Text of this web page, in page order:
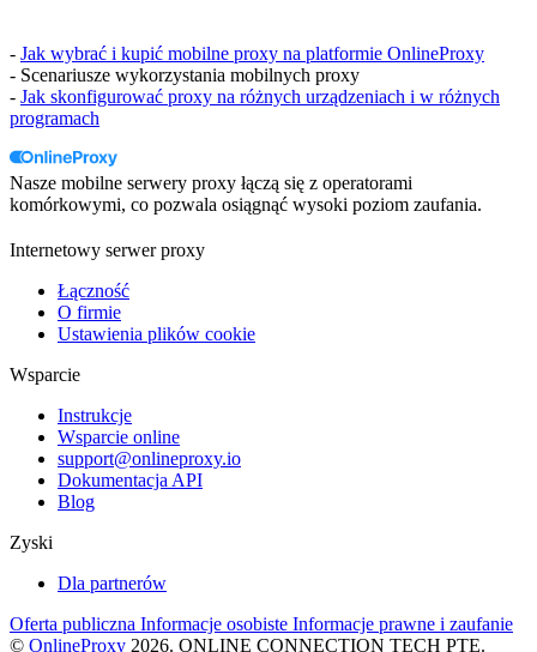
- Jak wybrać i kupić mobilne proxy na platformie OnlineProxy
- Scenariusze wykorzystania mobilnych proxy
- Jak skonfigurować proxy na różnych urządzeniach i w różnych
programach
Nasze mobilne serwery proxy łączą się z operatorami
komórkowymi, co pozwala osiągnąć wysoki poziom zaufania.
Internetowy serwer proxy
Łączność
O firmie
Ustawienia plików cookie
Wsparcie
Instrukcje
Wsparcie online
support@onlineproxy.io
Dokumentacja API
Blog
Zyski
Dla partnerów
Oferta publiczna Informacje osobiste Informacje prawne i zaufanie
© OnlineProxy 2026. ONLINE CONNECTION TECH PTE.